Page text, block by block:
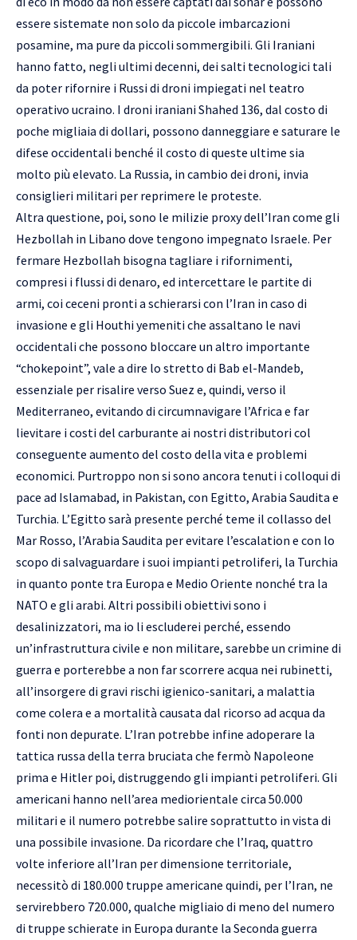
essere sistemate non solo da piccole imbarcazioni
posamine, ma pure da piccoli sommergibili. Gli Iraniani
hanno fatto, negli ultimi decenni, dei salti tecnologici tali
da poter rifornire i Russi di droni impiegati nel teatro
operativo ucraino. I droni iraniani Shahed 136, dal costo di
poche migliaia di dollari, possono danneggiare e saturare le
difese occidentali benché il costo di queste ultime sia
molto più elevato. La Russia, in cambio dei droni, invia
consiglieri militari per reprimere le proteste.
Altra questione, poi, sono le milizie proxy dell’Iran come gli
Hezbollah in Libano dove tengono impegnato Israele. Per
fermare Hezbollah bisogna tagliare i rifornimenti,
compresi i flussi di denaro, ed intercettare le partite di
armi, coi ceceni pronti a schierarsi con l’Iran in caso di
invasione e gli Houthi yemeniti che assaltano le navi
occidentali che possono bloccare un altro importante
“chokepoint”, vale a dire lo stretto di Bab el-Mandeb,
essenziale per risalire verso Suez e, quindi, verso il
Mediterraneo, evitando di circumnavigare l’Africa e far
lievitare i costi del carburante ai nostri distributori col
conseguente aumento del costo della vita e problemi
economici. Purtroppo non si sono ancora tenuti i colloqui di
pace ad Islamabad, in Pakistan, con Egitto, Arabia Saudita e
Turchia. L’Egitto sarà presente perché teme il collasso del
Mar Rosso, l’Arabia Saudita per evitare l’escalation e con lo
scopo di salvaguardare i suoi impianti petroliferi, la Turchia
in quanto ponte tra Europa e Medio Oriente nonché tra la
NATO e gli arabi. Altri possibili obiettivi sono i
desalinizzatori, ma io li escluderei perché, essendo
un’infrastruttura civile e non militare, sarebbe un crimine di
guerra e porterebbe a non far scorrere acqua nei rubinetti,
all’insorgere di gravi rischi igienico-sanitari, a malattia
come colera e a mortalità causata dal ricorso ad acqua da
fonti non depurate. L’Iran potrebbe infine adoperare la
tattica russa della terra bruciata che fermò Napoleone
prima e Hitler poi, distruggendo gli impianti petroliferi. Gli
americani hanno nell’area mediorientale circa 50.000
militari e il numero potrebbe salire soprattutto in vista di
una possibile invasione. Da ricordare che l’Iraq, quattro
volte inferiore all’Iran per dimensione territoriale,
necessitò di 180.000 truppe americane quindi, per l’Iran, ne
servirebbero 720.000, qualche migliaio di meno del numero
di truppe schierate in Europa durante la Seconda guerra